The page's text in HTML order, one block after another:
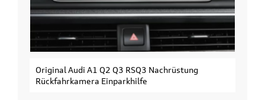
Original Audi A1 Q2 Q3 RSQ3 Nachrüstung
Rückfahrkamera Einparkhilfe